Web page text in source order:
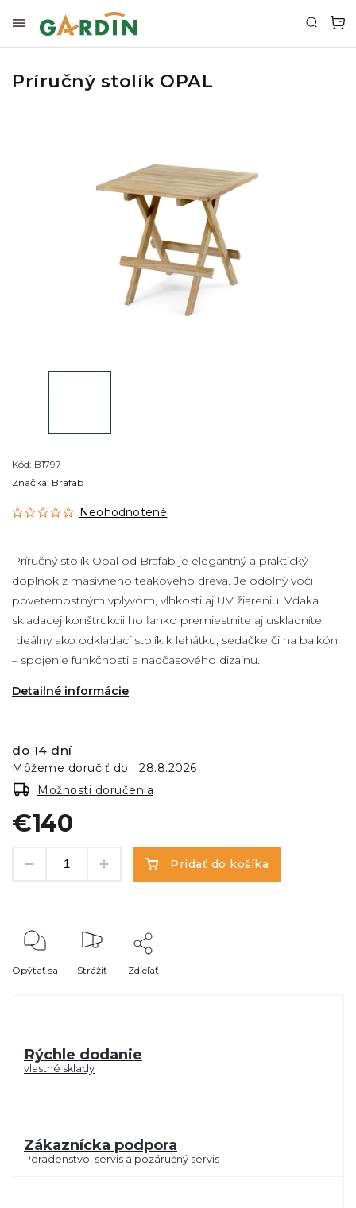
Príručný stolík OPAL
Kód: B1797
Neohodnotené
Príručný stolík Opal od Brafab je elegantný a praktický
doplnok z masívneho teakového dreva. Je odolný voči
poveternostným vplyvom, vlhkosti aj UV žiareniu. Vďaka
skladacej konštrukcii ho ľahko premiestnite aj uskladníte.
Ideálny ako odkladací stolík k lehátku, sedačke či na balkón
– spojenie funkčnosti a nadčasového dizajnu.
Detailné informácie
Značka: Brafab
€140
do 14 dní
Môžeme doručiť do:
28.8.2026
Možnosti doručenia
Pridať do košíka
Opýtať sa Strážiť Zdieľať
Rýchle dodanie
vlastné sklady
Zákaznícka podpora
Poradenstvo, servis a pozáručný servis